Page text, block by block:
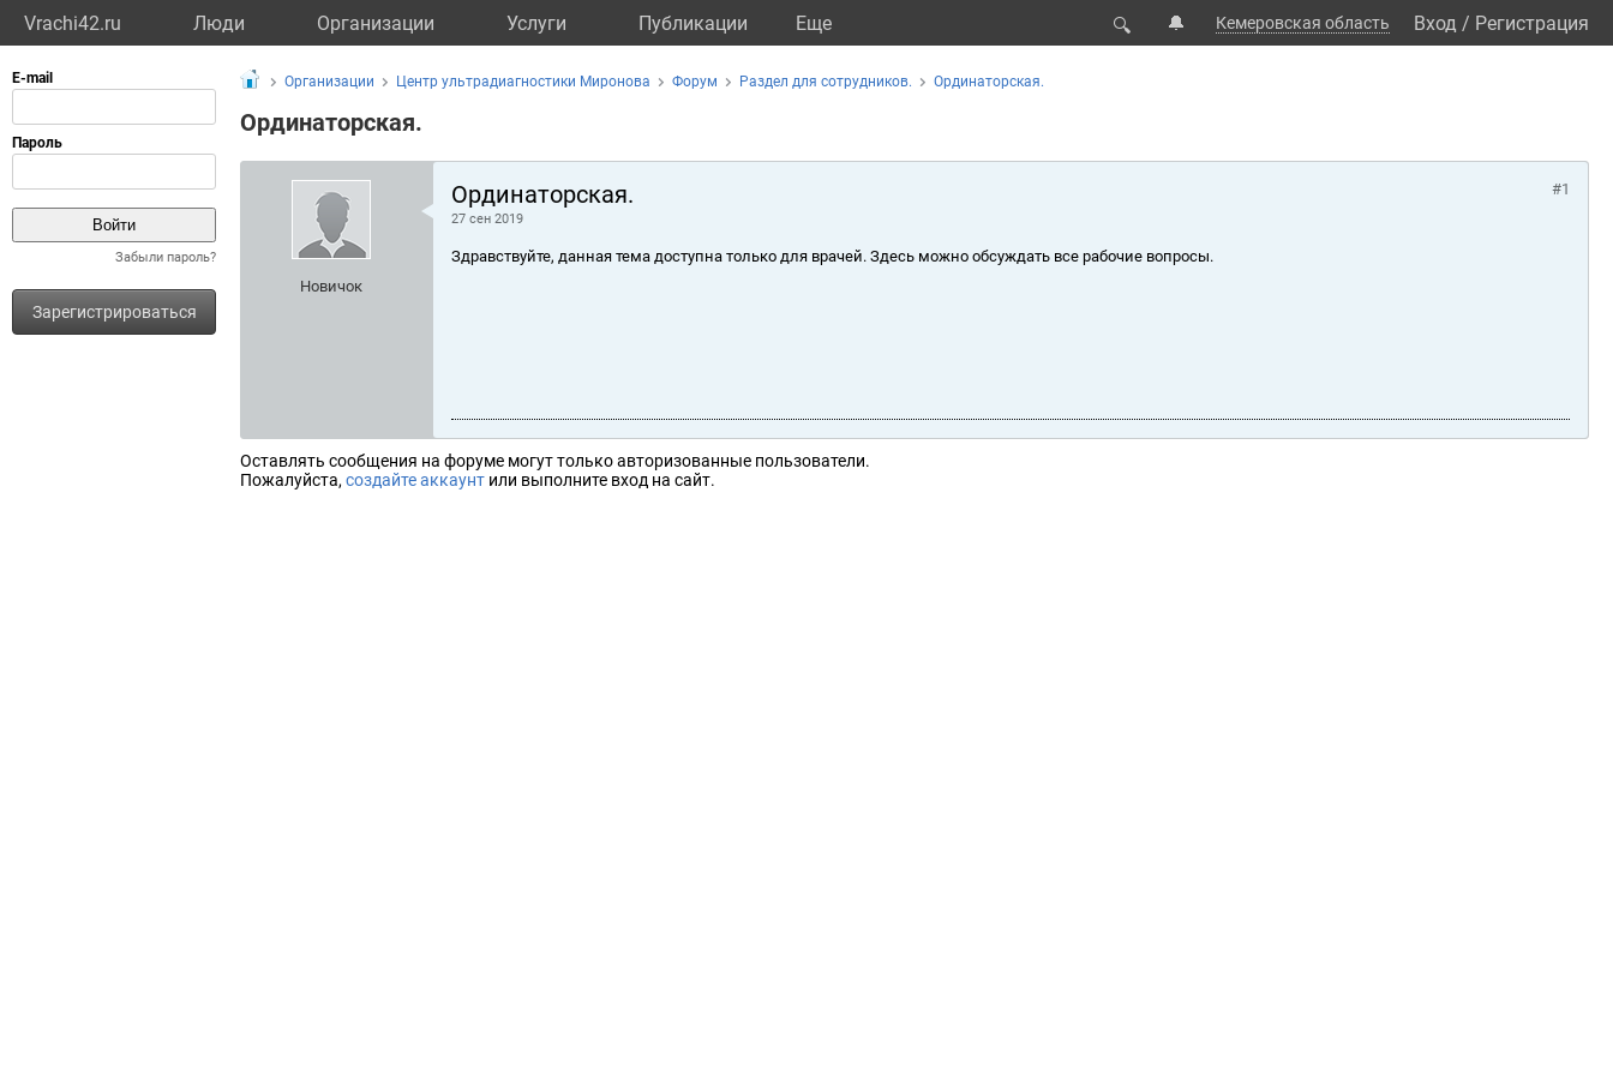
Vrachi42.ru Люди Организации Услуги Публикации Eще 🔍 🔔 Кемеровская область Вход / Регистрация
Забыли пароль?
Зарегистрироваться
Организации Центр ультрадиагностики Миронова Форум Раздел для сотрудников. Ординаторская.
Ординаторская.
Новичок
Ординаторская.
27 сен 2019
#1
Здравствуйте, данная тема доступна только для врачей. Здесь можно обсуждать все рабочие вопросы.
Оставлять сообщения на форуме могут только авторизованные пользователи.
Пожалуйста, создайте аккаунт или выполните вход на сайт.